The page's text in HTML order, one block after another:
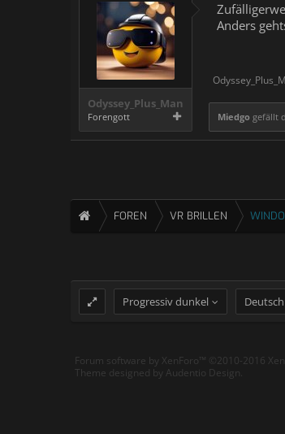
Odyssey_Plus_Man
Forengott
Anders
Miedgo gefällt
FOREN VR BRILLEN
Progressiv dunkel
Forum software by XenForo™ ©2010-2016
Theme designed by Audentio Design.